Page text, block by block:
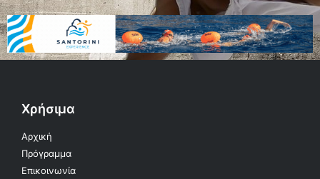
Χρήσιμα
Αρχική
Πρόγραμμα
Επικοινωνία